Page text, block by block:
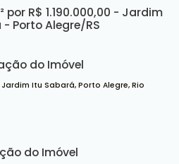
R$ 1.190.000,00 - Jardim
Porto Alegre/RS
do Imóvel
Jardim Itu Sabará, Porto Alegre, Rio
do Imóvel